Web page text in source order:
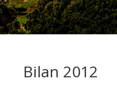
Bilan 2012